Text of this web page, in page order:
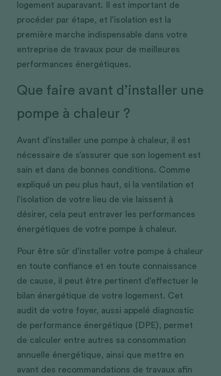
logement auparavant. Il est important de
procéder par étape, et l’isolation est la
première marche indispensable dans votre
entreprise de travaux pour de meilleures
performances énergétiques.
Que faire avant d’installer une
pompe à chaleur ?
Avant d’installer une pompe à chaleur, il est
nécessaire de s’assurer que son logement est
sain et dans de bonnes conditions. Comme
expliqué un peu plus haut, si la ventilation et
l’isolation de votre lieu de vie laissent à
désirer, cela peut entraver les performances
énergétiques de votre pompe à chaleur.
Pour être sûr d’installer votre pompe à chaleur
en toute confiance et en toute connaissance
de cause, il peut être pertinent d’effectuer le
bilan énergétique de votre logement. Cet
audit de votre foyer, aussi appelé diagnostic
de performance énergétique (DPE), permet
de calculer entre autres sa consommation
annuelle énergétique, ainsi que mettre en
avant des recommandations de travaux afin